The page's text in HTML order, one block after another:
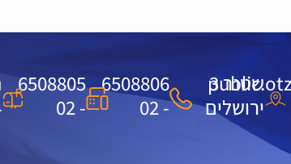
שטנר 3
ירושלים
6508806
- 02
6508805
- 02